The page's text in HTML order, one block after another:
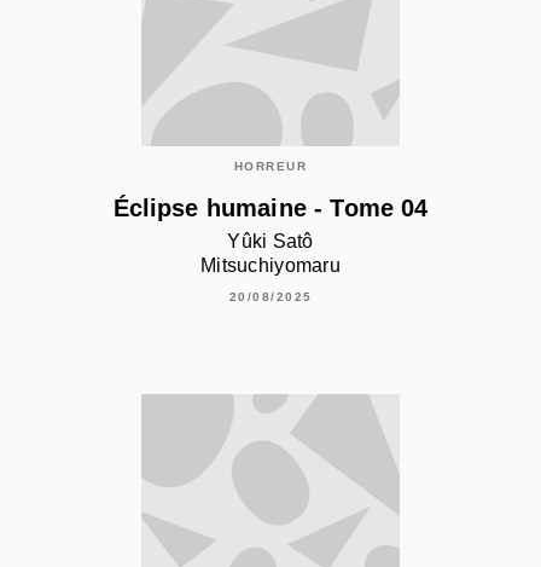
HORREUR
Éclipse humaine - Tome 04
Yûki Satô
Mitsuchiyomaru
20/08/2025